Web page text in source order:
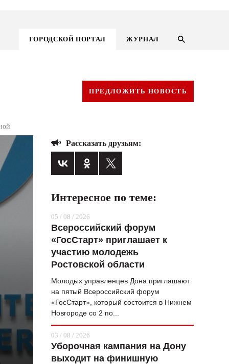
ГОРОДСКОЙ ПОРТАЛ ЖУРНАЛ
ГОРОДСКОЙ ПОРТАЛ
ВОПРОС НЕДЕЛИ
ТАМ И ТУТ
СТИЛЬ ЖИЗНИ
КУЛЬТ ЕДЫ
ПРЕДЛОЖИТЬ НОВОСТЬ
Рассказать друзьям:
Интересное по теме:
05 / 08 / 2026
Всероссийский форум
«ГосСтарт» приглашает к
участию молодежь
Ростовской области
Молодых управленцев Дона приглашают
на пятый Всероссийский форум
«ГосСтарт», который состоится в Нижнем
Новгороде со 2 по...
03 / 08 / 2026
Уборочная кампания на Дону
выходит на финишную